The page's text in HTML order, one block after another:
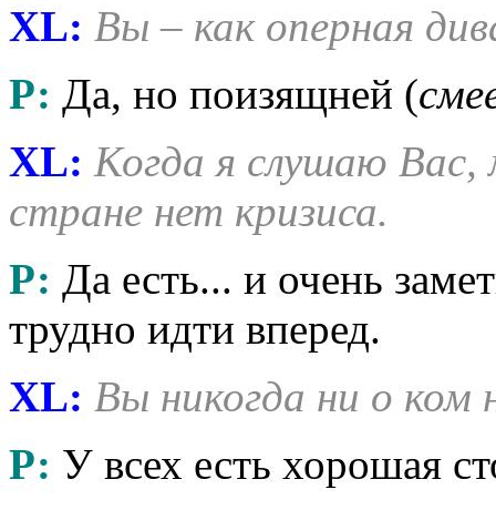
XL: Вы – как оперная
Р: Да, но поизящней (
XL: Когда я слушаю
стране нет кризиса.
Р: Да есть... и очень
трудно идти вперед.
XL: Вы никогда ни о ком
Р: У всех есть хорошая